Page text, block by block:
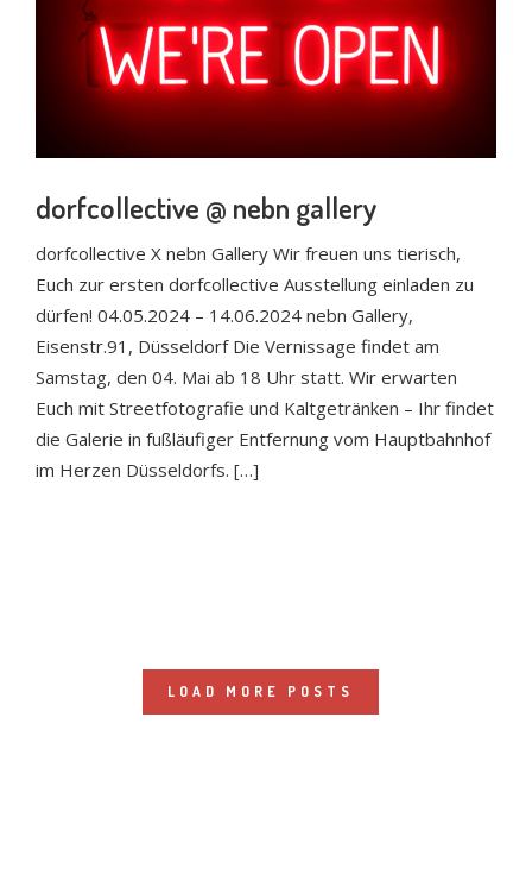
dorfcollective @ nebn gallery
dorfcollective X nebn Gallery Wir freuen uns tierisch,
Euch zur ersten dorfcollective Ausstellung einladen zu
dürfen! 04.05.2024 – 14.06.2024 nebn Gallery,
Eisenstr.91, Düsseldorf Die Vernissage findet am
Samstag, den 04. Mai ab 18 Uhr statt. Wir erwarten
Euch mit Streetfotografie und Kaltgetränken – Ihr findet
die Galerie in fußläufiger Entfernung vom Hauptbahnhof
im Herzen Düsseldorfs. […]
LOAD MORE POSTS